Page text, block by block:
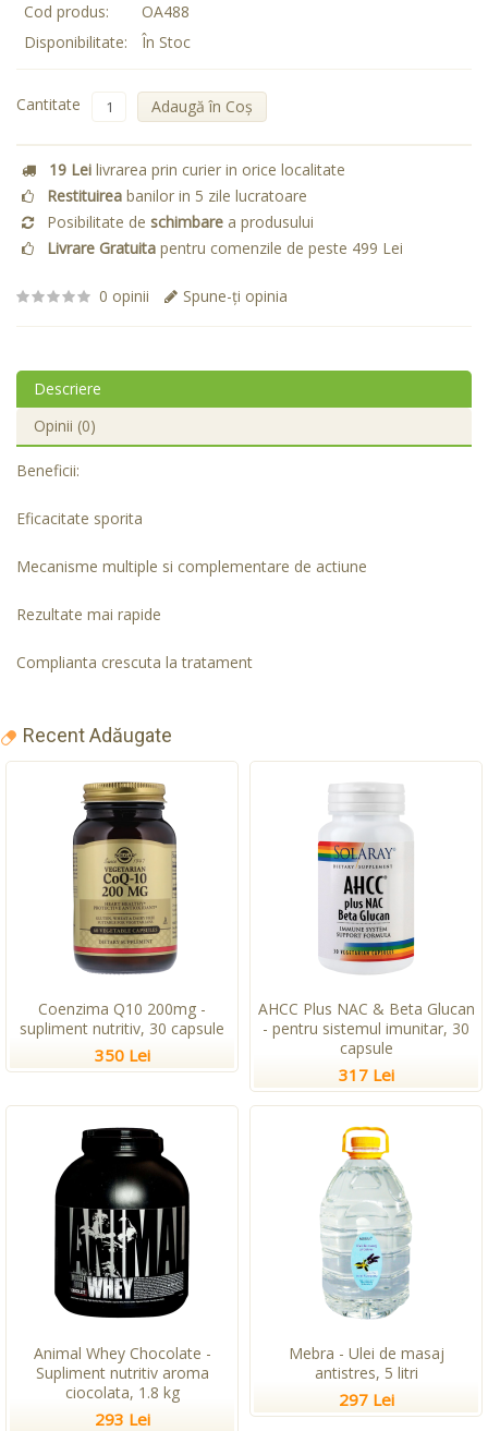
Cod produs:
OA488
Disponibilitate:
În Stoc
Cantitate Adaugă în Coş
19 Lei livrarea prin curier in orice localitate
Restituirea banilor in 5 zile lucratoare
Posibilitate de schimbare a produsului
Livrare Gratuita pentru comenzile de peste 499 Lei
0 opinii Spune-ţi opinia
Descriere
Opinii (0)
Beneficii:
Eficacitate sporita
Mecanisme multiple si complementare de actiune
Rezultate mai rapide
Complianta crescuta la tratament
Recent Adăugate
Coenzima Q10 200mg -
supliment nutritiv, 30 capsule
350 Lei
AHCC Plus NAC & Beta Glucan
- pentru sistemul imunitar, 30
capsule
317 Lei
Animal Whey Chocolate -
Supliment nutritiv aroma
ciocolata, 1.8 kg
293 Lei
Mebra - Ulei de masaj
antistres, 5 litri
297 Lei